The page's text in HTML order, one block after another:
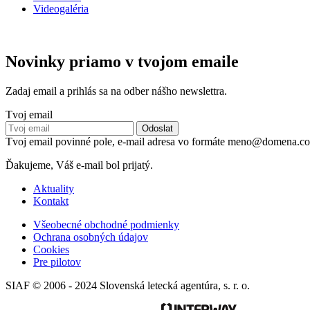
Videogaléria
Novinky priamo v tvojom emaile
Zadaj email a prihlás sa na odber nášho newslettra.
Tvoj email
Tvoj email povinné pole, e-mail adresa vo formáte
Ďakujeme, Váš e-mail bol prijatý.
Aktuality
Kontakt
Všeobecné obchodné podmienky
Ochrana osobných údajov
Cookies
Pre pilotov
SIAF © 2006 - 2024 Slovenská letecká agentúra, s. r. o.